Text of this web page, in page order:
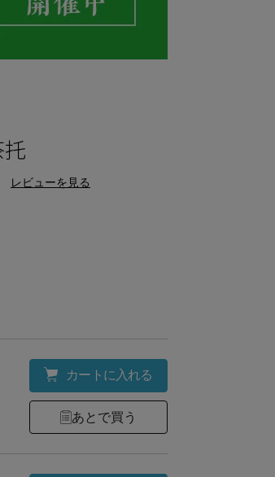
レビューを見る
カートに入れる
あとで買う